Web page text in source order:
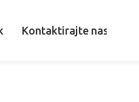
Kontaktirajte nas